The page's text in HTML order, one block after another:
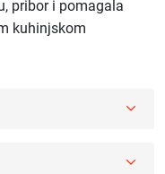
pribor i pomagala
kuhinjskom